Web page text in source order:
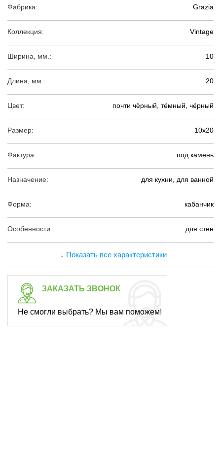
Фабрика: Grazia
Коллекция: Vintage
Ширина, мм.: 10
Длина, мм.: 20
Цвет: почти чёрный, тёмный, чёрный
Размер: 10х20
Фактура: под камень
Назначение: для кухни, для ванной
Форма: кабанчик
Особенности: для стен
↓ Показать все характеристики
ЗАКАЗАТЬ ЗВОНОК
Не смогли выбрать? Мы вам поможем!